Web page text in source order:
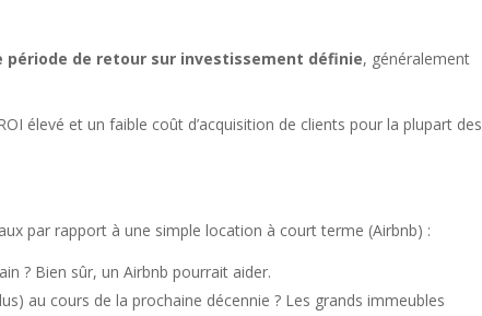
période de retour sur investissement définie, généralement
élevé et un faible coût d’acquisition de clients pour la plupart des
par rapport à une simple location à court terme (Airbnb) :
? Bien sûr, un Airbnb pourrait aider.
au cours de la prochaine décennie ? Les grands immeubles